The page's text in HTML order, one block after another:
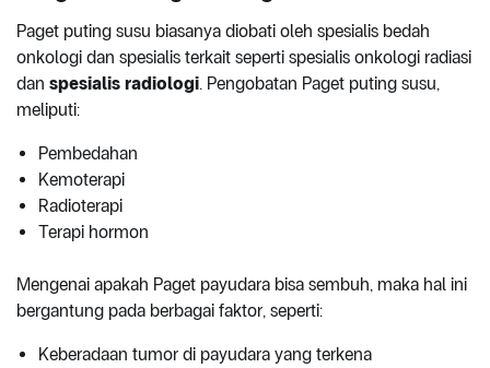
Paget puting susu biasanya diobati oleh spesialis bedah
onkologi dan spesialis terkait seperti spesialis onkologi radiasi
dan spesialis radiologi. Pengobatan Paget puting susu,
meliputi:
Pembedahan
Kemoterapi
Radioterapi
Terapi hormon
Mengenai apakah Paget payudara bisa sembuh, maka hal ini
bergantung pada berbagai faktor, seperti:
Keberadaan tumor di payudara yang terkena